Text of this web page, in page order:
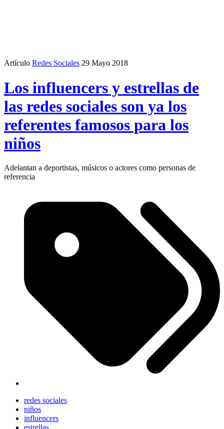
Artículo Redes Sociales 29 Mayo 2018
Los influencers y estrellas de
las redes sociales son ya los
referentes famosos para los
niños
Adelantan a deportistas, músicos o actores como personas de
referencia
redes sociales
niños
influencers
estrellas